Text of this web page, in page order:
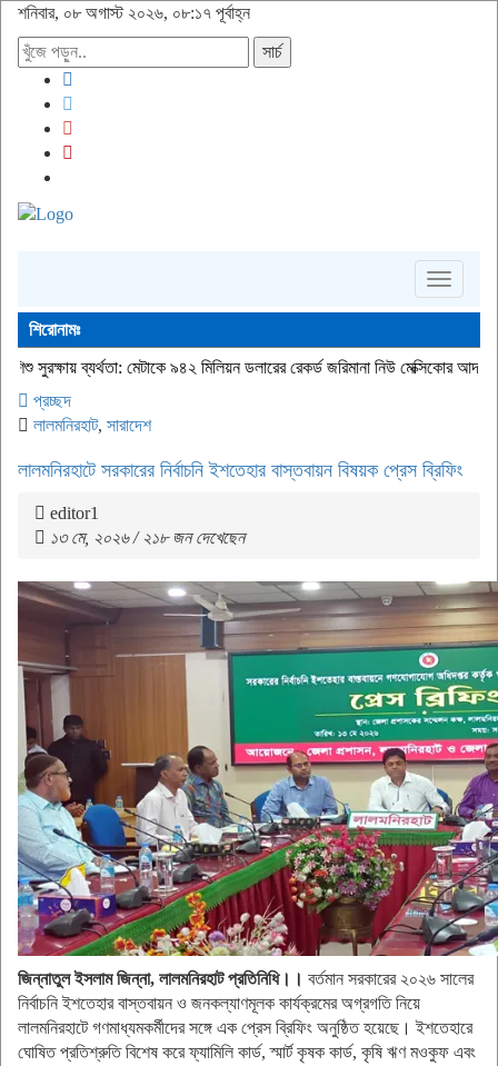
শনিবার, ০৮ অগাস্ট ২০২৬, ০৮:১৭ পূর্বাহ্ন
সার্চ
Toggle
শিরোনামঃ
ব্যর্থতা: মেটাকে ৯৪২ মিলিয়ন ডলারের রেকর্ড জরিমানা নিউ মেক্সিকোর আদালতের
দুই-
প্রচ্ছদ
লালমনিরহাট, সারাদেশ
‎লালমনিরহাটে সরকারের নির্বাচনি ইশতেহার বাস্তবায়ন বিষয়ক প্রেস ব্রিফিং
editor1
১৩ মে, ২০২৬ / ২১৮ জন দেখেছেন
জিন্নাতুল ইসলাম জিন্না, লালমনিরহাট প্রতিনিধি।। ‎ বর্তমান সরকারের ২০২৬ সালের
নির্বাচনি ইশতেহার বাস্তবায়ন ও জনকল্যাণমূলক কার্যক্রমের অগ্রগতি নিয়ে
লালমনিরহাটে গণমাধ্যমকর্মীদের সঙ্গে এক প্রেস ব্রিফিং অনুষ্ঠিত হয়েছে। ইশতেহারে
ঘোষিত প্রতিশ্রুতি বিশেষ করে ফ্যামিলি কার্ড, স্মার্ট কৃষক কার্ড, কৃষি ঋণ মওকুফ এবং